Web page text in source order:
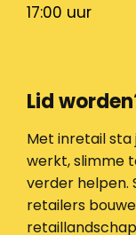
17:00 uur
Lid
Met inretail sta
werkt, slimme
verder helpen.
retailers